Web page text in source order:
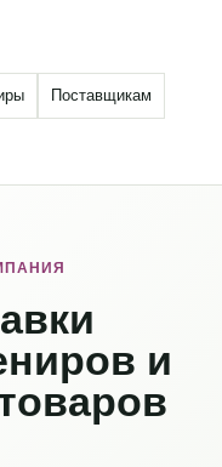
Поставщикам
и